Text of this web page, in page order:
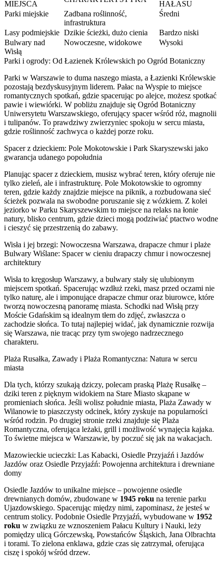
MIEJSCA
HAŁASU
Parki miejskie
Zadbana roślinność,
infrastruktura
Średni
Lasy podmiejskie Dzikie ścieżki, dużo cienia
Bardzo niski
Bulwary nad
Wisłą
Nowoczesne, widokowe Wysoki
Parki i ogrody: Od Łazienek Królewskich po Ogród Botaniczny
Parki w Warszawie to duma naszego miasta, a Łazienki Królewskie
pozostają bezdyskusyjnym liderem. Pałac na Wyspie to miejsce
romantycznych spotkań, gdzie spacerując po alejce, możesz spotkać
pawie i wiewiórki. W pobliżu znajduje się Ogród Botaniczny
Uniwersytetu Warszawskiego, oferujący spacer wśród róż, magnolii
i tulipanów. To prawdziwy zwierzyniec spokoju w sercu miasta,
gdzie roślinność zachwyca o każdej porze roku.
Spacer z dzieckiem: Pole Mokotowskie i Park Skaryszewski jako
gwarancja udanego popołudnia
Planując spacer z dzieckiem, musisz wybrać teren, który oferuje nie
tylko zieleń, ale i infrastrukturę. Pole Mokotowskie to ogromny
teren, gdzie każdy znajdzie miejsce na piknik, a rozbudowana sieć
ścieżek pozwala na swobodne poruszanie się z wózkiem. Z kolei
jeziorko w Parku Skaryszewskim to miejsce na relaks na łonie
natury, blisko centrum, gdzie dzieci mogą podziwiać ptactwo wodne
i cieszyć się przestrzenią do zabawy.
Wisła i jej brzegi: Nowoczesna Warszawa, drapacze chmur i plaże
Bulwary Wiślane: Spacer w cieniu drapaczy chmur i nowoczesnej
architektury
Wisła to kręgosłup Warszawy, a bulwary stały się ulubionym
miejscem spotkań. Spacerując wzdłuż rzeki, masz przed oczami nie
tylko naturę, ale i imponujące drapacze chmur oraz biurowce, które
tworzą nowoczesną panoramę miasta. Schodki nad Wisłą przy
Moście Gdańskim są idealnym tłem do zdjęć, zwłaszcza o
zachodzie słońca. To tutaj najlepiej widać, jak dynamicznie rozwija
się Warszawa, nie tracąc przy tym swojego nadrzecznego
charakteru.
Plaża Rusałka, Zawady i Plaża Romantyczna: Natura w sercu
miasta
Dla tych, którzy szukają dziczy, polecam praską Plażę Rusałkę –
dziki teren z pięknym widokiem na Stare Miasto skąpane w
promieniach słońca. Jeśli wolisz południe miasta, Plaża Zawady w
Wilanowie to piaszczysty odcinek, który zyskuje na popularności
wśród rodzin. Po drugiej stronie rzeki znajduje się Plaża
Romantyczna, oferująca leżaki, grill i możliwość wynajęcia kajaka.
To świetne miejsca w Warszawie, by poczuć się jak na wakacjach.
Mazowieckie ucieczki: Las Kabacki, Osiedle Przyjaźń i Jazdów
Jazdów oraz Osiedle Przyjaźń: Powojenna architektura i drewniane
domy
Osiedle Jazdów to unikalne miejsce – powojenne osiedle
drewnianych domów, zbudowane w 1945 roku na terenie parku
Ujazdowskiego. Spacerując między nimi, zapominasz, że jesteś w
centrum stolicy. Podobnie Osiedle Przyjaźń, wybudowane w 1952
roku w związku ze wznoszeniem Pałacu Kultury i Nauki, leży
pomiędzy ulicą Górczewską, Powstańców Śląskich, Jana Olbrachta
i torami. To zielona enklawa, gdzie czas się zatrzymał, oferująca
ciszę i spokój wśród drzew.